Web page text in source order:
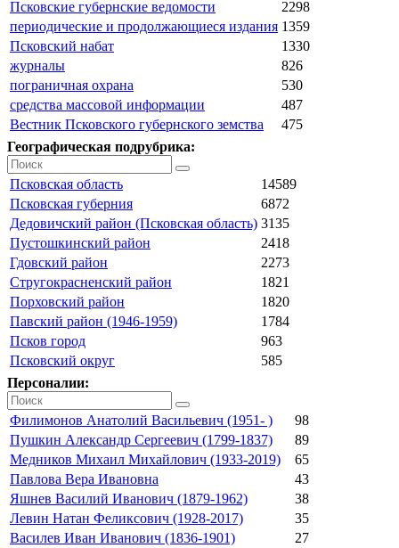
Псковские губернские ведомости
2298
периодические и продолжающиеся издания 1359
Псковский набат
1330
журналы
826
пограничная охрана
530
средства массовой информации
487
Вестник Псковского губернского земства
475
Географическая подрубрика:
Псковская область
14589
Псковская губерния
6872
Дедовичский район (Псковская область) 3135
Пустошкинский район
2418
Гдовский район
2273
Стругокрасненский район
1821
Порховский район
1820
Павский район (1946-1959)
1784
Псков город
963
Псковский округ
585
Персоналии:
Филимонов Анатолий Васильевич (1951- )
98
Пушкин Александр Сергеевич (1799-1837)
89
Медников Михаил Михайлович (1933-2019)
65
Павлова Вера Ивановна
43
Яшнев Василий Иванович (1879-1962)
38
Левин Натан Феликсович (1928-2017)
35
Василев Иван Иванович (1836-1901)
27